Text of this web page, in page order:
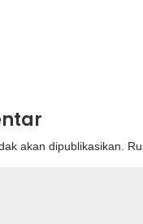
akan dipublikasikan.